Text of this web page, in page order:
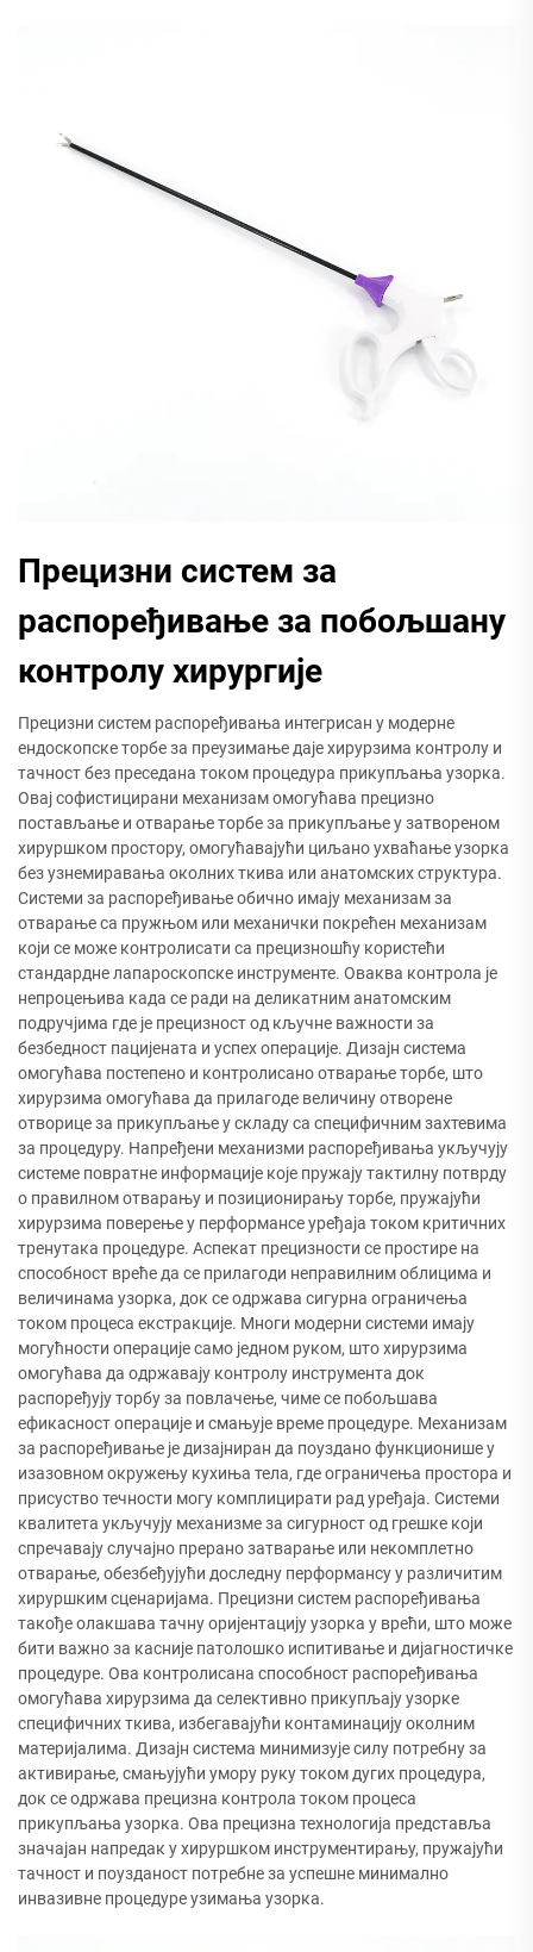
Прецизни систем за
распоређивање за побољшану
контролу хирургије
Прецизни систем распоређивања интегрисан у модерне
ендоскопске торбе за преузимање даје хирурзима контролу и
тачност без преседана током процедура прикупљања узорка.
Овај софистицирани механизам омогућава прецизно
постављање и отварање торбе за прикупљање у затвореном
хируршком простору, омогућавајући циљано ухваћање узорка
без узнемиравања околних ткива или анатомских структура.
Системи за распоређивање обично имају механизам за
отварање са пружњом или механички покрећен механизам
који се може контролисати са прецизношћу користећи
стандардне лапароскопске инструменте. Оваква контрола је
непроцењива када се ради на деликатним анатомским
подручјима где је прецизност од кључне важности за
безбедност пацијената и успех операције. Дизајн система
омогућава постепено и контролисано отварање торбе, што
хирурзима омогућава да прилагоде величину отворене
отворице за прикупљање у складу са специфичним захтевима
за процедуру. Напређени механизми распоређивања укључују
системе повратне информације које пружају тактилну потврду
о правилном отварању и позиционирању торбе, пружајући
хирурзима поверење у перформансе уређаја током критичних
тренутака процедуре. Аспекат прецизности се простире на
способност вреће да се прилагоди неправилним облицима и
величинама узорка, док се одржава сигурна ограничења
током процеса екстракције. Многи модерни системи имају
могућности операције само једном руком, што хирурзима
омогућава да одржавају контролу инструмента док
распоређују торбу за повлачење, чиме се побољшава
ефикасност операције и смањује време процедуре. Механизам
за распоређивање је дизајниран да поуздано функционише у
изазовном окружењу кухиња тела, где ограничења простора и
присуство течности могу комплицирати рад уређаја. Системи
квалитета укључују механизме за сигурност од грешке који
спречавају случајно прерано затварање или некомплетно
отварање, обезбеђујући доследну перформансу у различитим
хируршким сценаријама. Прецизни систем распоређивања
такође олакшава тачну оријентацију узорка у врећи, што може
бити важно за касније патолошко испитивање и дијагностичке
процедуре. Ова контролисана способност распоређивања
омогућава хирурзима да селективно прикупљају узорке
специфичних ткива, избегавајући контаминацију околним
материјалима. Дизајн система минимизује силу потребну за
активирање, смањујући умору руку током дугих процедура,
док се одржава прецизна контрола током процеса
прикупљања узорка. Ова прецизна технологија представља
значајан напредак у хируршком инструментирању, пружајући
тачност и поузданост потребне за успешне минимално
инвазивне процедуре узимања узорка.